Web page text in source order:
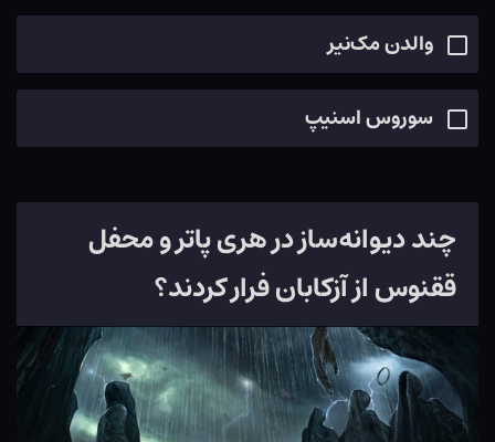
والدن مک‌نیر
سوروس اسنیپ
چند دیوانه‌ساز در هری پاتر و محفل
ققنوس از آزکابان فرار کردند؟